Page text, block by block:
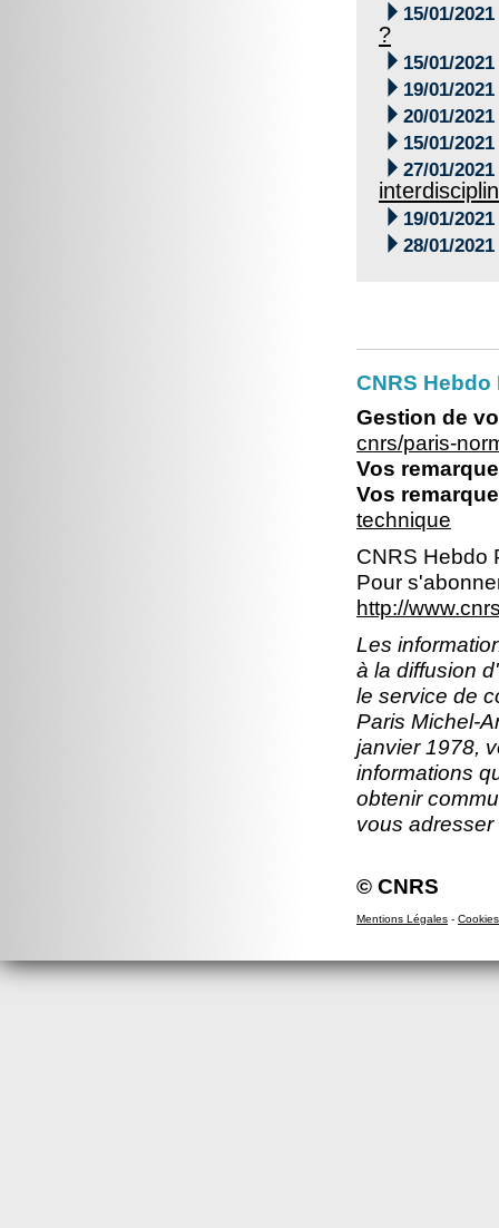
 15/01/2021
?
 15/01/2021
 19/01/2021
 20/01/2021
 15/01/2021
 27/01/2021
 19/01/2021
 28/01/2021
CNRS
Gestion de
cnrs/paris-
Vos
Vos
technique
CNRS Hebdo
Pour
http://
Les
à la diffusion
le service de
Paris Michel-
janvier 1978,
informations
obtenir
vous
© CNRS
Mentions Légales - Cookies